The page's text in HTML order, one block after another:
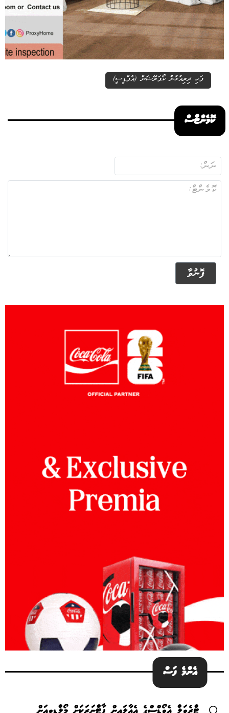
ފަހި ދިރިއުޅުން ކޯޕަރޭޝަން (އެފްޑީސީ)
ކޮމެންޓްސް
ފޮނުވާ
އެންމެ ފަސް
ޓްރެވަލް އެވޯޑްސްގެ އެއާލައިން ޕާޓްނަރަކަށް މޯލްޑިވިއަން